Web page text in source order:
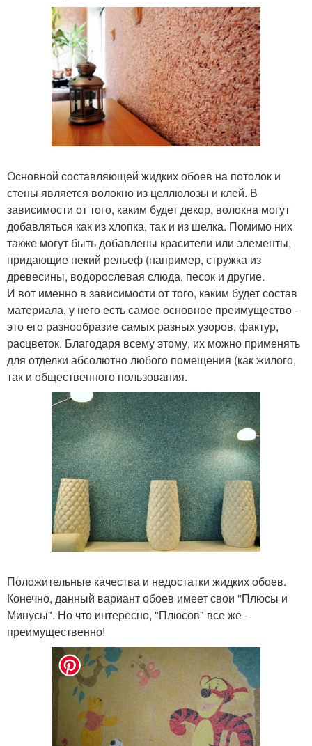
Основной составляющей жидких обоев на потолок и
стены является волокно из целлюлозы и клей. В
зависимости от того, каким будет декор, волокна могут
добавляться как из хлопка, так и из шелка. Помимо них
также могут быть добавлены красители или элементы,
придающие некий рельеф (например, стружка из
древесины, водорослевая слюда, песок и другие.
И вот именно в зависимости от того, каким будет состав
материала, у него есть самое основное преимущество -
это его разнообразие самых разных узоров, фактур,
расцветок. Благодаря всему этому, их можно применять
для отделки абсолютно любого помещения (как жилого,
так и общественного пользования.
Положительные качества и недостатки жидких обоев.
Конечно, данный вариант обоев имеет свои "Плюсы и
Минусы". Но что интересно, "Плюсов" все же -
преимущественно!